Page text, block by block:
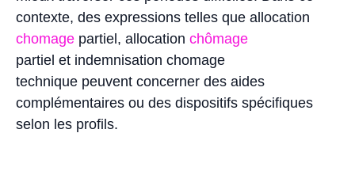
contexte, des expressions telles que allocation
chomage partiel, allocation chômage
partiel et indemnisation chomage
technique peuvent concerner des aides
complémentaires ou des dispositifs spécifiques
selon les profils.